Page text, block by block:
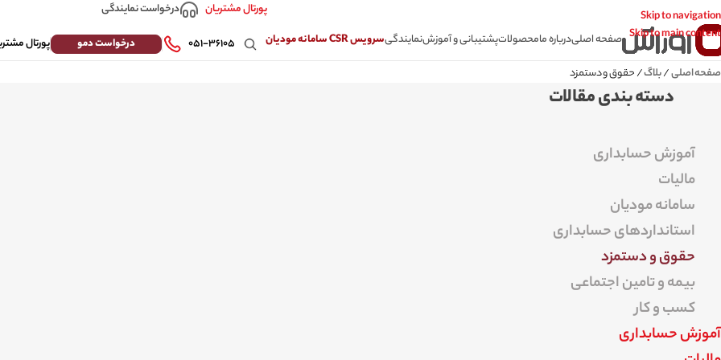
Skip to navigation
Skip to main content
پورتال مشتریان
درخواست نمایندگی
صفحه اصلیدرباره مامحصولاتپشتیبانی و آموزشنمایندگیسرویس CSR سامانه مودیان ۰۵۱-۳۶۱۰۵ درخواست دمو پورتال
صفحه اصلی/بلاگ/حقوق و دستمزد
دسته بندی مقالات
آموزش حسابداری
مالیات
سامانه مودیان
استانداردهای حسابداری
حقوق و دستمزد
بیمه و تامین اجتماعی
کسب و کار
آموزش حسابداری